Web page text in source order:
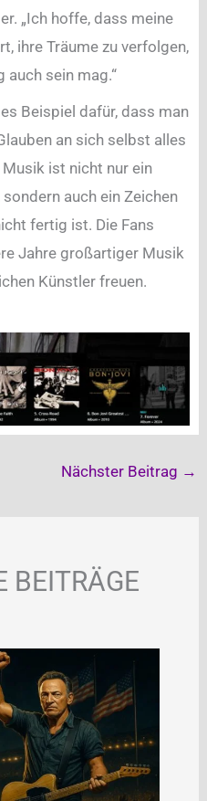
„Ich hoffe, dass meine
ihre Träume zu verfolgen,
auch sein mag.“
Beispiel dafür, dass man
an sich selbst alles
Musik ist nicht nur ein
auch ein Zeichen
fertig ist. Die Fans
Jahre großartiger Musik
Künstler freuen.
Nächster Beitrag →
BEITRÄGE